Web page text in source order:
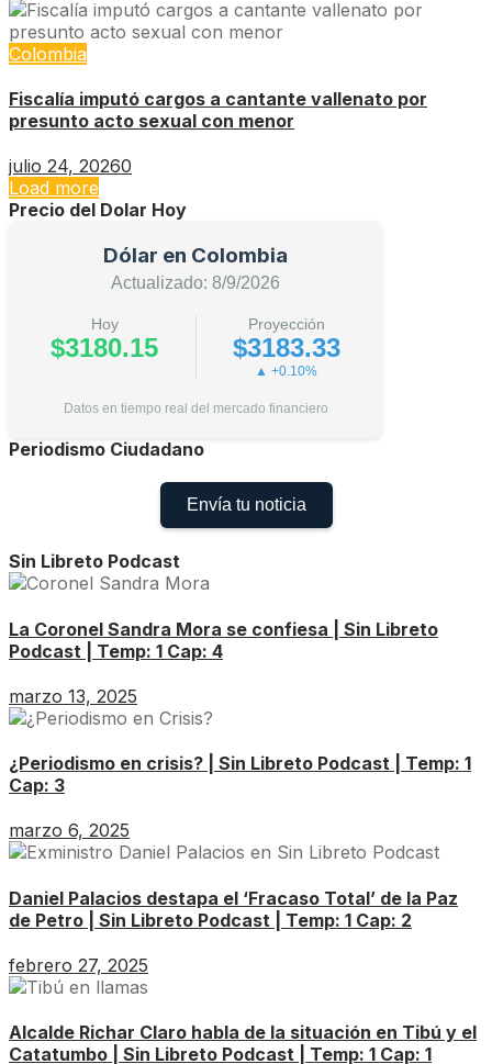
Colombia
Fiscalía imputó cargos a cantante vallenato por
presunto acto sexual con menor
julio 24, 20260
Load more
Precio del Dolar Hoy
Dólar en Colombia
Actualizado: 8/9/2026
Hoy
$3180.15
Proyección
$3183.33
▲ +0.10%
Datos en tiempo real del mercado financiero
Periodismo Ciudadano
Envía tu noticia
Sin Libreto Podcast
La Coronel Sandra Mora se confiesa | Sin Libreto
Podcast | Temp: 1 Cap: 4
marzo 13, 2025
¿Periodismo en crisis? | Sin Libreto Podcast | Temp: 1
Cap: 3
marzo 6, 2025
Daniel Palacios destapa el ‘Fracaso Total’ de la Paz
de Petro | Sin Libreto Podcast | Temp: 1 Cap: 2
febrero 27, 2025
Alcalde Richar Claro habla de la situación en Tibú y el
Catatumbo | Sin Libreto Podcast | Temp: 1 Cap: 1